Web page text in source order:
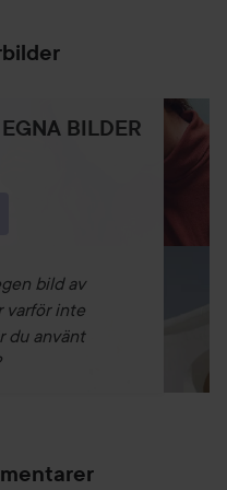
BILDER
bild av
varför inte
du använt